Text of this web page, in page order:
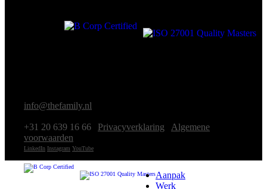
info@thefamily.nl
+31 20 639 16 66
Privacyverklaring
Algemene
voorwaarden
LinkedIn Instagram YouTube
Aanpak
Werk